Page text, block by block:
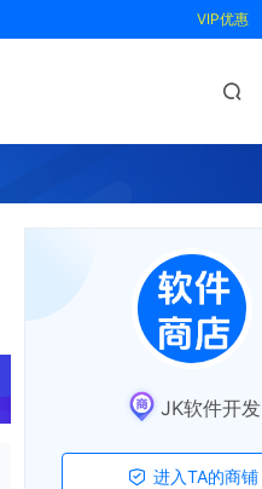
VIP优惠
JK软件开发
进入TA的商铺